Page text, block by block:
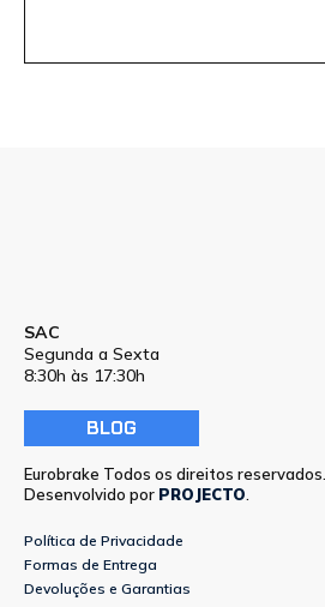
SAC
Segunda a Sexta
8:30h às 17:30h
BLOG
Eurobrake Todos os direitos reservados.
Desenvolvido por PROJECTO
Política de Privacidade
Formas de Entrega
Devoluções e Garantias